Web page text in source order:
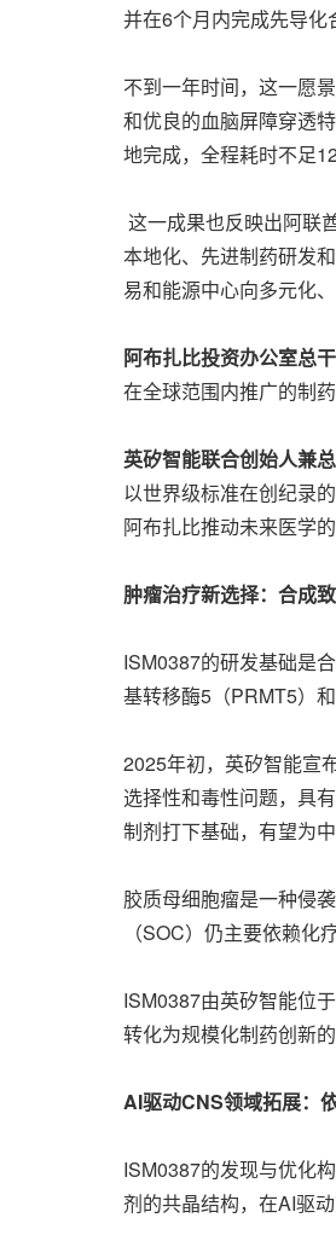
并在6个月内完成先导化
不到一年时间，这一愿
和优良的血脑屏障穿透
地完成，全程耗时不足12
这一成果也反映出阿联
本地化、先进制药研发
易和能源中心向多元化
阿布扎比投资办公室总
在全球范围内推广的制
英矽智能联合创始人兼
以世界级标准在创纪录
阿布扎比推动未来医学
肿瘤治疗新选择：合成
ISM0387的研发基础是
基转移酶5（PRMT5）
2025年初，英矽智能宣
选择性和毒性问题，具
制剂打下基础，有望为
胶质母细胞瘤是一种侵
（SOC）仍主要依赖
ISM0387由英矽智能位
转化为规模化制药创新
AI驱动CNS领域拓展：
ISM0387的发现与优化
剂的共晶结构，在AI驱